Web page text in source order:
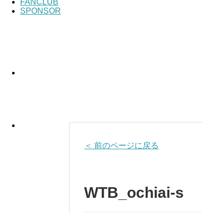
FANCLUB
SPONSOR
＜ 前のページに戻る
WTB_ochiai-s